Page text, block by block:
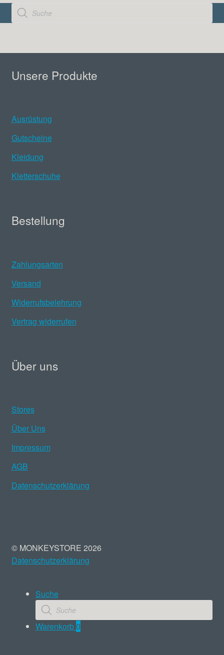
Products
search
Unsere Produkte
Ausrüstung
Gutscheine
Kleidung
Kletterschuhe
Bestellung
Zahlungsarten
Versand
Widerrufsbelehrung
Vertrag widerrufen
Über uns
Stores
Über Uns
Impressum
AGB
Datenschutzerklärung
© MONKEYSTORE 2026
Datenschutzerklärung
Suche
Products
search
Warenkorb0